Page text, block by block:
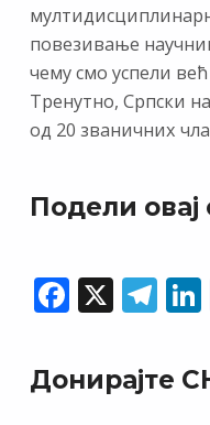
повезивање
чему смо успели
Тренутно, Српски
од 20 званичних
Подели овај
F
ac
e
b
X T
el
e
gr
Донирајте